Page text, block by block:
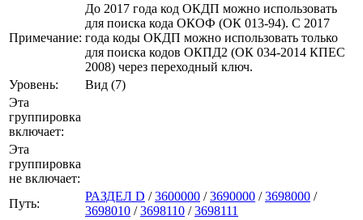
Примечание:
До 2017 года код ОКДП можно использовать
для поиска кода ОКОФ (ОК 013-94). C 2017
года коды ОКДП можно использовать только
для поиска кодов ОКПД2 (ОК 034-2014 КПЕС
2008) через переходный ключ.
Уровень:
Вид (7)
Эта
группировка
включает:
Эта
группировка
не включает:
Путь:
РАЗДЕЛ D /3600000 /3690000 /3698000 /
3698010 /3698110 /3698111